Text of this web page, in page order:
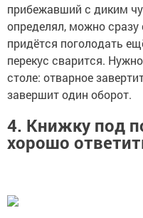
прибежавший с диким
определял, можно сразу
придётся поголодать
перекус сварится.
столе: отварное
завершит один оборот.
4. Книжку под
хорошо